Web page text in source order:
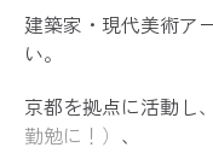
個展 –
建築家・現代美術ア
い。
京都を拠点に活動し
勤勉に！） 、